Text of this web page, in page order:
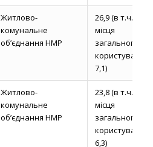
Житлово-
комунальне
об’єднання НМР
26,9 (в т.ч.
місця
загального
користування
7,1)
Житлово-
комунальне
об’єднання НМР
23,8 (в т.ч.
місця
загального
користування
6,3)